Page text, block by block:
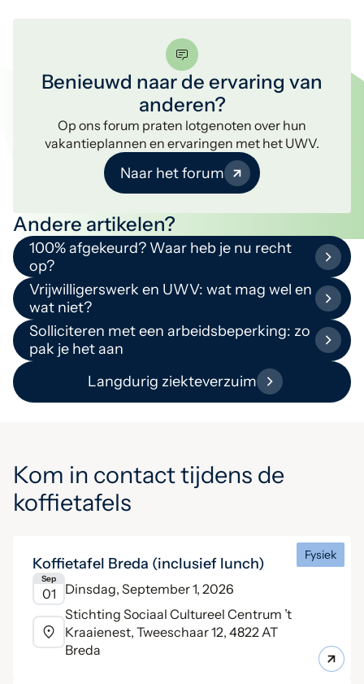
Benieuwd naar de ervaring van
anderen?
Op ons forum praten lotgenoten over hun
vakantieplannen en ervaringen met het UWV.
Naar het forum
Andere artikelen?
100% afgekeurd? Waar heb je nu recht
op?
Vrijwilligerswerk en UWV: wat mag wel en
wat niet?
Solliciteren met een arbeidsbeperking: zo
pak je het aan
Langdurig ziekteverzuim
Kom in contact tijdens de
koffietafels
Koffietafel Breda (inclusief lunch)
Sep
01
Dinsdag, September 1, 2026
Stichting Sociaal Cultureel Centrum ’t
Kraaienest, Tweeschaar 12, 4822 AT
Breda
Fysiek